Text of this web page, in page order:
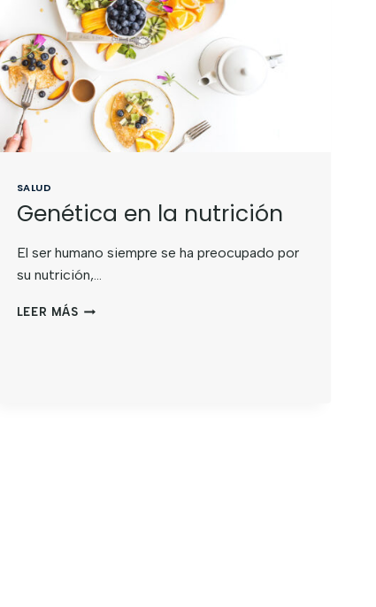
SALUD
Genética en la nutrición
El ser humano siempre se ha preocupado por
su nutrición,…
LEER MÁS